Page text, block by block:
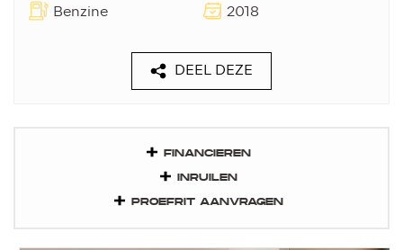
Benzine
2018
DEEL DEZE
FINANCIEREN
INRUILEN
PROEFRIT AANVRAGEN